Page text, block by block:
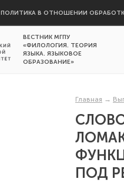
ПОЛИТИКА В ОТНОШЕНИИ
ВЕСТНИК МГПУ
«ФИЛОЛОГИЯ. ТЕОРИЯ
ЯЗЫКА. ЯЗЫКОВОЕ
ОБРАЗОВАНИЕ»
Главная →
ПОД